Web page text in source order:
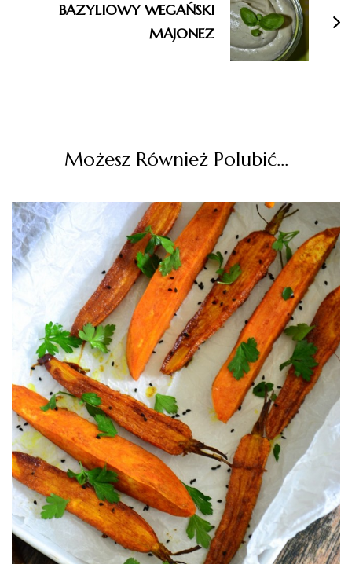
BAZYLIOWY WEGAŃSKI
MAJONEZ
Możesz Również Polubić…